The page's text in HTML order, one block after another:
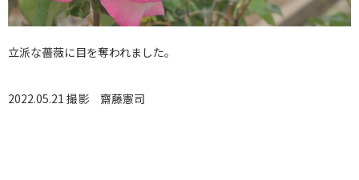
立派な薔薇に目を奪われました。
2022.05.21 撮影 齋藤憲司